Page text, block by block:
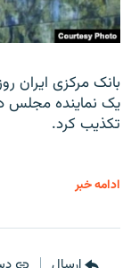
بانک مرکزی ایران
تکذیب کرد.
ادامه خبر